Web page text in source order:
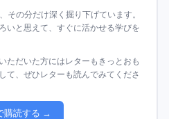
その分だけ深く掘り下げています。
いと思えて、すぐに活かせる学びを
ただいた方にはレターもきっとおも
て、ぜひレターも読んでみてくださ
購読する →